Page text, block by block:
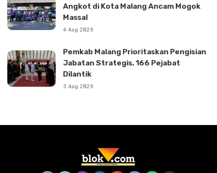
Angkot di Kota Malang Ancam Mogok
Massal
4 Aug 2026
Pemkab Malang Prioritaskan Pengisian
Jabatan Strategis, 166 Pejabat
Dilantik
3 Aug 2026